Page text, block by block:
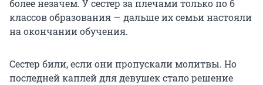
более незачем. У сестер за плечами только по 6
классов образования — дальше их семьи настояли
на окончании обучения.
Сестер били, если они пропускали молитвы. Но
последней каплей для девушек стало решение